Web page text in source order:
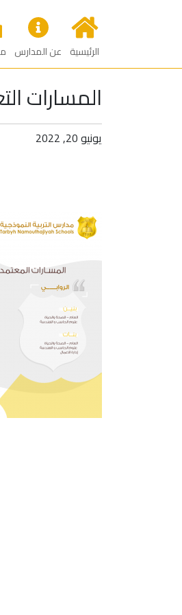
الرئيسية عن المدارس
المسارات
يونيو 20, 2022